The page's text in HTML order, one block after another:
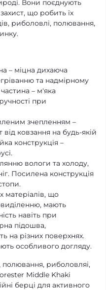
Вони поєднують
що робить їх
риболовлі, полювання,
– міцна дихаюча
та надмірному
– м'яка
при
зчепленням –
ковзання на будь-якій
конструкція –
вологи та холоду,
Посилена конструкція
матеріалів, що
мають
навіть при
підошва,
на різних поверхнях.
особливого догляду.
полювання, риболовляі,
Middle Khaki
берці для активного